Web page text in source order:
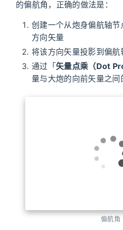
的偏航角，正确的做法是：
创建一个从炮身偏航轴节
方向矢量
将该方向矢量投影到偏